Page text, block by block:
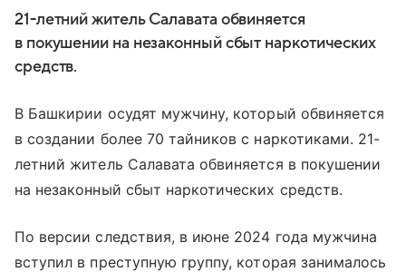
21-летний житель Салавата обвиняется
в покушении на незаконный сбыт наркотических
средств.
В Башкирии осудят мужчину, который обвиняется
в создании более 70 тайников с наркотиками. 21-
летний житель Салавата обвиняется в покушении
на незаконный сбыт наркотических средств.
По версии следствия, в июне 2024 года мужчина
вступил в преступную группу, которая занималось